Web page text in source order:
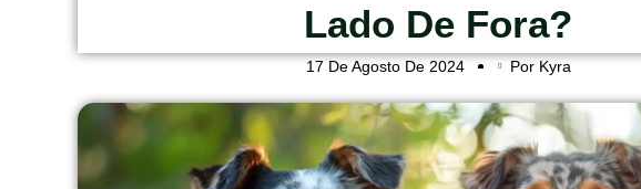
Lado De Fora?
17 De Agosto De 2024 Por Kyra